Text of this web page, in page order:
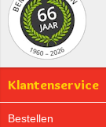
Klantenservice
Bestellen